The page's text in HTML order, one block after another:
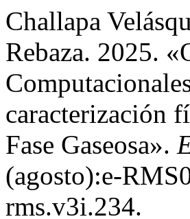
Challapa
Rebaza. 2025.
caracterización
Fase Gaseosa».
(agosto):e-
rms.v3i.234.